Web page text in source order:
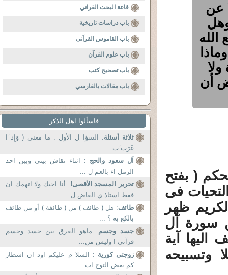
عن
أن
( بفتح
فى
ظهر
المذكور فى الآية 18 من سورة آل
اليها آية
وتسبيحه
قاعة البحث القراني
باب دراسات تاريخية
باب القاموس القرآنى
باب علوم القرآن
باب تصحيح كتب
باب مقالات بالفارسي
فاسألوا اهل الذكر
ثلاثة أسئلة: السؤا ل الأول : ما معنى ( وَإِذ َا
غَرَب َت ...
آل سعود والحج : اثناء نقاش بيني وبين احد
الزمل اء بالعم ل ...
تحرير المسجد الأقصى!: أنا احبك ولا اتهمك ان
فقط استاذ ي الفاض ل ...
طائف: هل ( طائف ) من ( طائفة ) أو من طائف
بالكع بة ؟ ...
جسد وجسم: ماهو الفرق بين جسد وجسم
قرآني ا وليس من...
زوجتى كورية : السلا م عليكم اود ان اشطار
كم بعض التوج ات ...